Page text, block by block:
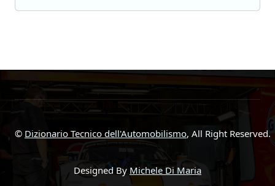
© Dizionario Tecnico dell'Automobilismo, All Right Reserved.
Designed By Michele Di Maria